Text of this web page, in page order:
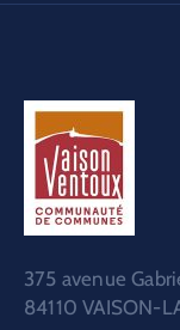
375 avenue
84110 VAISON-